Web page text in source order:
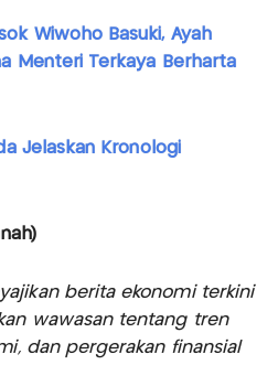
Wiwoho Basuki, Ayah
Menteri Terkaya Berharta
Jelaskan Kronologi
berita ekonomi terkini
wawasan tentang tren
dan pergerakan finansial